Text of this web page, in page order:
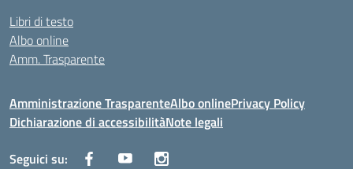
Libri di testo
Albo online
Amm. Trasparente
Amministrazione TrasparenteAlbo onlinePrivacy Policy
Dichiarazione di accessibilitàNote legali
Seguici su: